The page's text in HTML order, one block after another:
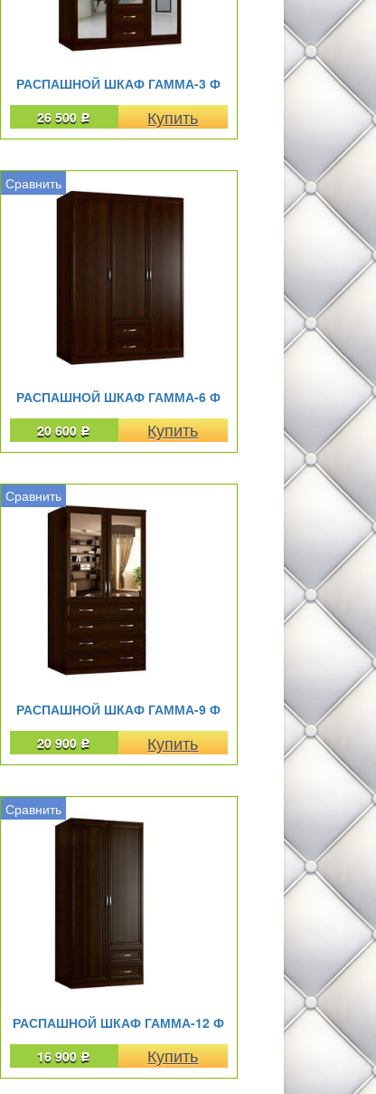
РАСПАШНОЙ ШКАФ ГАММА-3 Ф
26 500 Р
РАСПАШНОЙ ШКАФ ГАММА-6 Ф
20 600 Р
Сравнить
РАСПАШНОЙ ШКАФ ГАММА-9 Ф
20 900 Р
Сравнить
РАСПАШНОЙ ШКАФ ГАММА-12 Ф
16 900 Р
Сравнить